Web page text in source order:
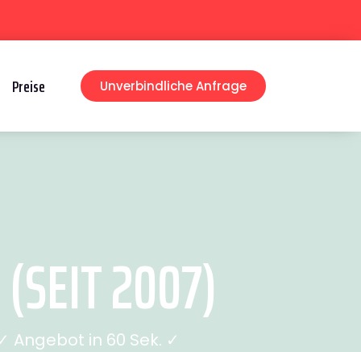
Preise Unverbindliche Anfrage
(SEIT 2007)
Angebot in 60 Sek. ✓